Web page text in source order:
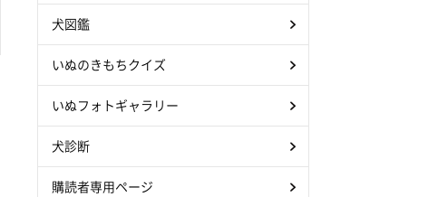
犬図鑑
いぬのきもちクイズ
いぬフォトギャラリー
犬診断
購読者専用ページ